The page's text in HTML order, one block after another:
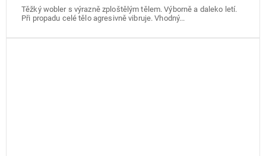
Těžký wobler s výrazně zploštělým tělem. Výborně a daleko letí.
Při propadu celé tělo agresivně vibruje. Vhodný...